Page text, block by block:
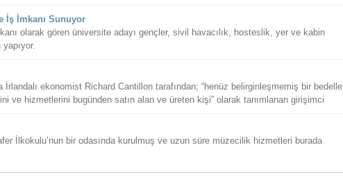
İş İmkanı Sunuyor
olarak gören üniversite adayı gençler, sivil havacılık, hosteslik, yer ve kabin
İrlandalı ekonomist Richard Cantillon tarafından; “henüz belirginleşmemiş bir bedelle
ve hizmetlerini bugünden satın alan ve üreten kişi” olarak tanımlanan girişimci
İlkokulu’nun bir odasında kurulmuş ve uzun süre müzecilik hizmetleri burada